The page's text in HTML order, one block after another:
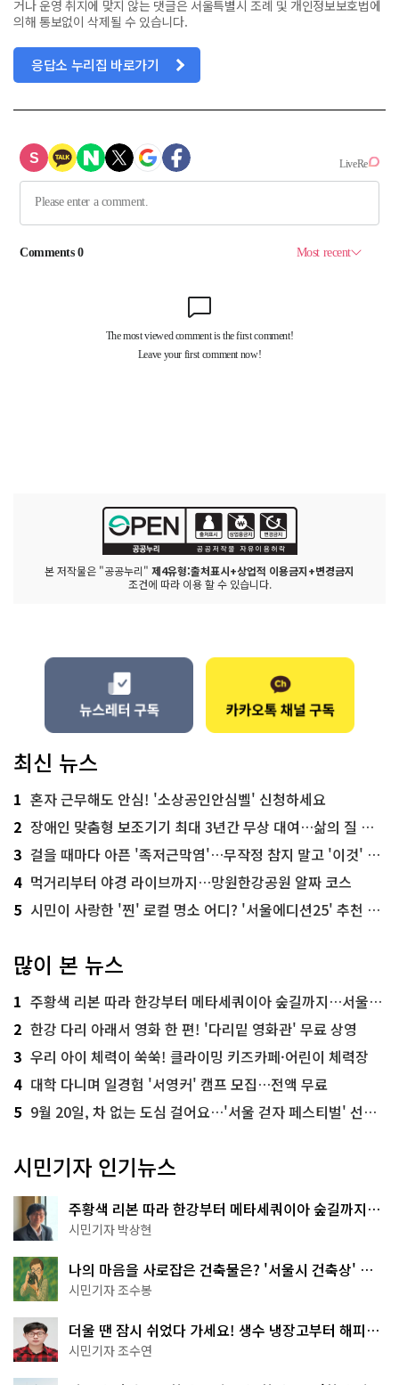
거나 운영 취지에 맞지 않는 댓글은 서울특별시 조례 및 개인정보보호법에
의해 통보없이 삭제될 수 있습니다.
응답소 누리집 바로가기
본 저작물은 "공공누리" 제4유형:출처표시+상업적 이용금지+변경금지
조건에 따라 이용 할 수 있습니다.
최신 뉴스
1 혼자 근무해도 안심! '소상공인안심벨' 신청하세요
2 장애인 맞춤형 보조기기 최대 3년간 무상 대여…삶의 질 높인다
3 걸을 때마다 아픈 '족저근막염'…무작정 참지 말고 '이것' 해보세요!
4 먹거리부터 야경 라이브까지…망원한강공원 알짜 코스
5 시민이 사랑한 '찐' 로컬 명소 어디? '서울에디션25' 추천 코스
많이 본 뉴스
1 주황색 리본 따라 한강부터 메타세쿼이아 숲길까지…서울둘레길 15코스
2 한강 다리 아래서 영화 한 편! '다리밑 영화관' 무료 상영
3 우리 아이 체력이 쑥쑥! 클라이밍 키즈카페·어린이 체력장
4 대학 다니며 일경험 '서영커' 캠프 모집…전액 무료
5 9월 20일, 차 없는 도심 걸어요…'서울 걷자 페스티벌' 선착순 5천명
시민기자 인기뉴스
주황색 리본 따라 한강부터 메타세쿼이아 숲길까지…
서울둘레길 15코스
시민기자 박상현
나의 마음을 사로잡은 건축물은? '서울시 건축상' 수
상작 공개!
시민기자 조수봉
더울 땐 잠시 쉬었다 가세요! 생수 냉장고부터 해피소
·무더위쉼터까지
시민기자 조수연